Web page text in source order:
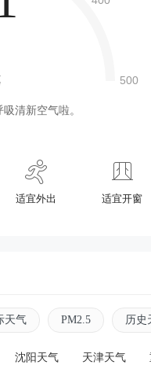
清新空气啦。
适宜外出 适宜开窗
天气 PM2.5 历史
沈阳天气 天津天气